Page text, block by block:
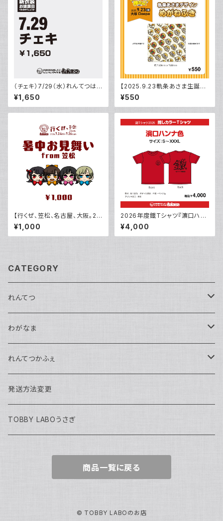
（チェキ）7/29（水）れんてつは
果たして無事に新衣装お披露目
できるのでしょうかライブ当日の
チェキ
¥1,650
【2025.9.23軌条あさま生誕】
めがねふき
¥550
【行くぜ、笠松、名古屋、大阪。20
26】暑中お見舞いfrom笠松
¥1,000
2026年度鐵Tシャツ『濵口ハン
ナ色』
¥4,000
CATEGORY
れんてつ
馬鉄かもめ生誕祭2026
れんてつ関西遠征2026
濱口ハンナ
軌条あさま
れんてつ新衣装獲得の試練2026
濱口ハンナ生誕祭2026
わがなま
チェキ
2026年迎える
わがなまワンマン
れんてつかふぇ
ハロウィン2025
まるよ生誕2026
発送方法変更
TOBBY LABOうさぎ
商品一覧に戻る
© TOBBY LABOのお店